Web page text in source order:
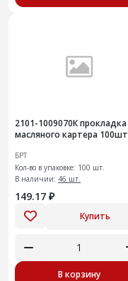
2101-1009070К прокладка
масляного картера 100шт
БРТ
Кол-во в упаковке: 100 шт.
В наличии: 46 шт.
149.17 ₽
Купить
В корзину